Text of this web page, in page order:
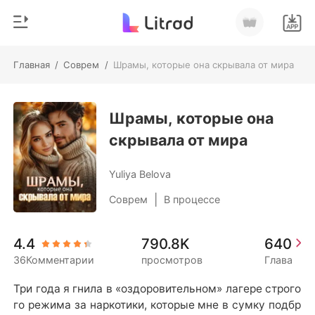
Главная / Соврем / Шрамы, которые она скрывала от мира
0
Пополнить
История чтения
Выйти
Скачать приложение
Жанр
Соврем
Оборотни
Романы
Миллиард
Шрамы, которые она
скрывала от мира
Yuliya Belova
Соврем В процессе
4.4
36Комментарии
790.8K
просмотров
640
Глава
Три года я гнила в «оздоровительном» лагере строго
го режима за наркотики, которые мне в сумку подбр